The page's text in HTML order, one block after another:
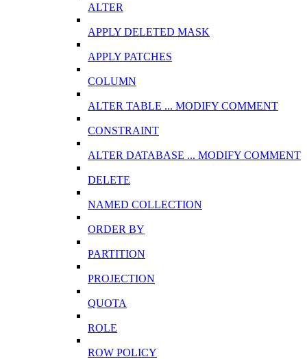
ALTER
APPLY DELETED MASK
APPLY PATCHES
COLUMN
ALTER TABLE ... MODIFY COMMENT
CONSTRAINT
ALTER DATABASE ... MODIFY COMMENT
DELETE
NAMED COLLECTION
ORDER BY
PARTITION
PROJECTION
QUOTA
ROLE
ROW POLICY